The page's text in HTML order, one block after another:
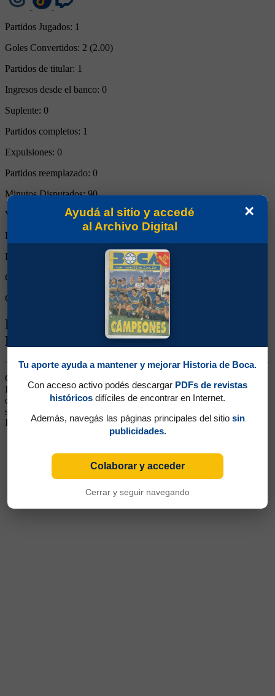
Partidos Jugados: 1
Goles Convertidos: 2 (2.00)
Partidos de titular: 1
Ingresos desde el banco: 0
Suplente: 0
Partidos completos: 1
Expulsiones: 0
Partidos reemplazado: 0
Minutos Disputados:90
Victorias:
Empates:
Derrotas:
Goles de Boca:
Goles rivales:
Biografía de Francisco Eugenio
Provvidente
Centrodelantero. Ganó un título (Campeonato 1935). Surgido de las
Inferiores. Fuerte y grandote, dueño de un promedio de gol de más
de un gol por partido. Pero no pudo mantenerse, al tener a Varallo
siendo titular en su puesto. Jugó en Flamengo de Brasil y Roma de
Italia y luego estuvo en Vélez en Segunda División.
×
Ayudá al sitio y accedé
al Archivo Digital
Tu aporte ayuda a mantener y mejorar Historia de Boca.
Con acceso activo podés descargar PDFs de revistas
históricos difíciles de encontrar en Internet.
Además, navegás las páginas principales del sitio sin
publicidades.
Colaborar y acceder
Cerrar y seguir navegando